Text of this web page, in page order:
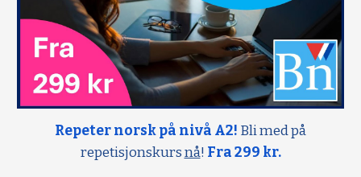
Repeter norsk på nivå A2! Bli med på
repetisjonskursnå! Fra 299 kr.